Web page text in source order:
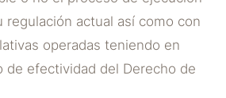
regulación actual así como con
operadas teniendo en
de efectividad del Derecho de